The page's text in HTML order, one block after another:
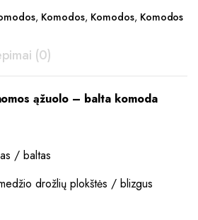
, Komodos, Komodos, Komodos
(0)
ąžuolo – balta komoda
/ baltas
drožlių plokštės / blizgus